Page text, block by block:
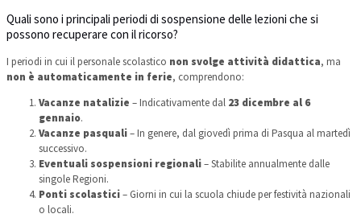
Quali sono i principali periodi di sospensione delle lezioni che si
possono recuperare con il ricorso?
I periodi in cui il personale scolastico non svolge attività didattica, ma
non è automaticamente in ferie, comprendono:
Vacanze natalizie – Indicativamente dal 23 dicembre al 6
gennaio.
Vacanze pasquali– In genere, dal giovedì prima di Pasqua al martedì
successivo.
Eventuali sospensioni regionali– Stabilite annualmente dalle
singole Regioni.
Ponti scolastici– Giorni in cui la scuola chiude per festività nazionali
o locali.